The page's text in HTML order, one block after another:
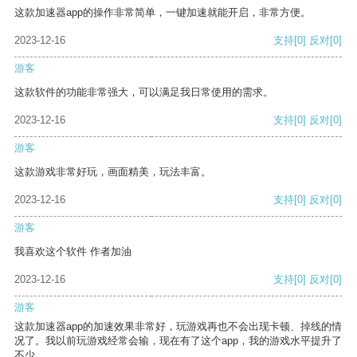
这款加速器app的操作非常简单，一键加速就能开启，非常方便。
2023-12-16 支持[0] 反对[0]
游客
这款软件的功能非常强大，可以满足我日常使用的需求。
2023-12-16 支持[0] 反对[0]
游客
这款游戏非常好玩，画面精美，玩法丰富。
2023-12-16 支持[0] 反对[0]
游客
我喜欢这个软件 作者加油
2023-12-16 支持[0] 反对[0]
游客
这款加速器app的加速效果非常好，玩游戏再也不会出现卡顿、掉线的情
况了。我以前玩游戏经常会输，现在有了这个app，我的游戏水平提升了